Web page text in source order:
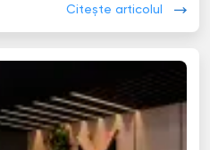
Citește articolul